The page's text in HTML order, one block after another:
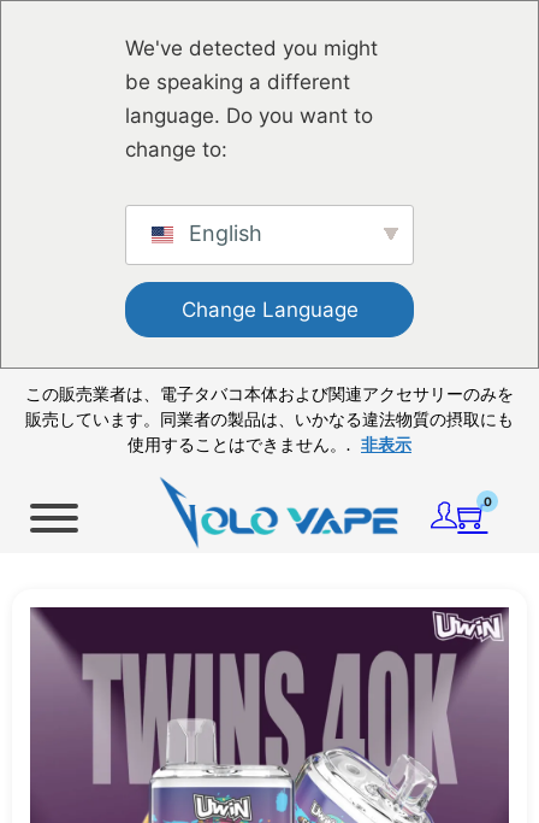
We've detected you might
be speaking a different
language. Do you want to
change to:
English
Change Language
この販売業者は、電子タバコ本体および関連アクセサリーのみを
販売しています。同業者の製品は、いかなる違法物質の摂取にも
使用することはできません。. 非表示
0